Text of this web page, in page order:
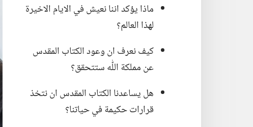
ماذا يؤكد اننا نعيش في الايام الاخيرة
لهذا العالم؟‏
كيف نعرف ان وعود الكتاب المقدس
عن مملكة اللّٰه ستتحقق؟‏
هل يساعدنا الكتاب المقدس ان نتخذ
قرارات حكيمة في حياتنا؟‏